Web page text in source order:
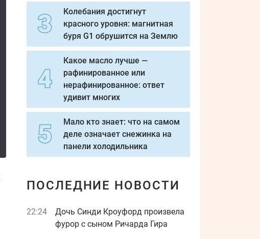
Колебания достигнут
красного уровня: магнитная
буря G1 обрушится на Землю
Какое масло лучше —
рафинированное или
нерафинированное: ответ
удивит многих
Мало кто знает: что на самом
деле означает снежинка на
панели холодильника
ПОСЛЕДНИЕ НОВОСТИ
22:24
Дочь Синди Кроуфорд произвела
фурор с сыном Ричарда Гира